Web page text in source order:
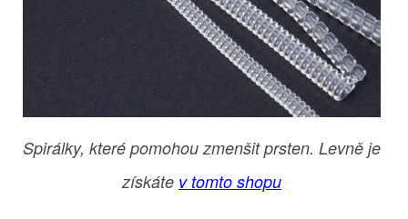
Spirálky, které pomohou zmenšit prsten. Levně je
získáte v tomto shopu